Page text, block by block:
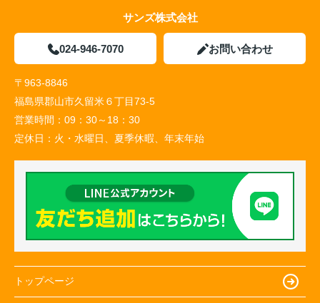
サンズ株式会社
024-946-7070 お問い合わせ
〒963-8846
福島県郡山市久留米６丁目73-5
営業時間： 09：30～18：30
定休日： 火・水曜日、夏季休暇、年末年始
トップページ